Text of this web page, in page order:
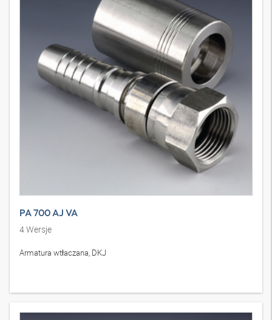
PA 700 AJ VA
4Wersje
Armatura wtłaczana, DKJ